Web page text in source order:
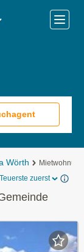
Menü
Wörth
Teuerste zuerst